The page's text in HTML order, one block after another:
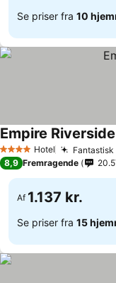
Se priser fra 10
4 StjernerHotel
Empire
8,9 Fremragende
Af 1.137 kr.
Se priser fra 15